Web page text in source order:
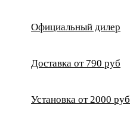
Официальный дилер
Доставка от 790 руб
Установка от 2000 руб